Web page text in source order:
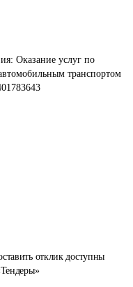
отклик доступны
Оказание услуг по
транспортом